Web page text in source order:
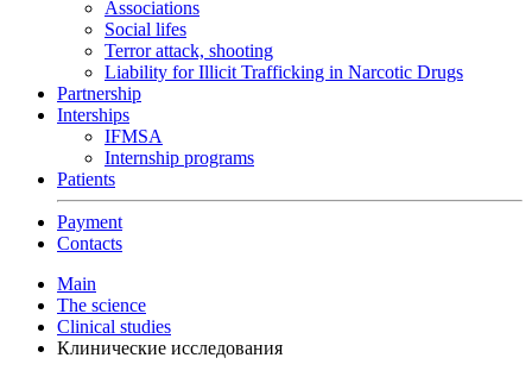
Associations
Social lifes
Terror attack, shooting
Liability for Illicit Trafficking in Narcotic Drugs
Partnership
Interships
IFMSA
Internship programs
Patients
Payment
Contacts
Main
The science
Clinical studies
Клинические исследования